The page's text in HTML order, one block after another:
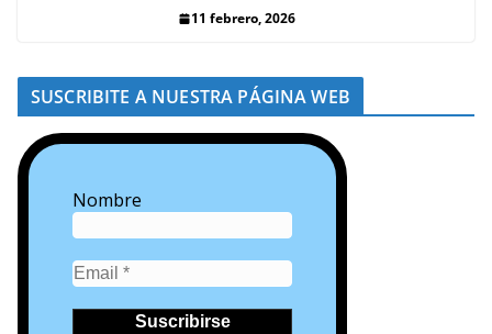
11 febrero, 2026
SUSCRIBITE A NUESTRA PÁGINA WEB
Nombre